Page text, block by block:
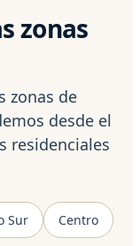
zonas
zonas de
desde el
residenciales
Sur Centro